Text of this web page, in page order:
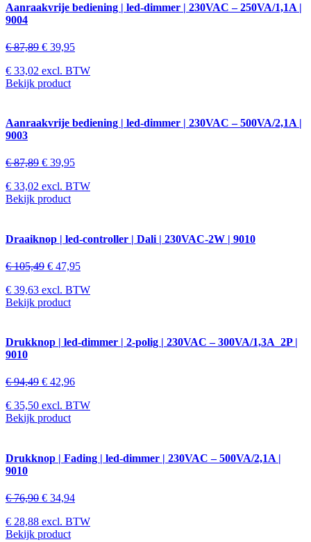
Aanraakvrije bediening | led-dimmer | 230VAC – 250VA/1,1A |
9004
€87,89 € 39,95
€ 33,02 excl. BTW
Bekijk product
Aanraakvrije bediening | led-dimmer | 230VAC – 500VA/2,1A |
9003
€87,89 € 39,95
€ 33,02 excl. BTW
Bekijk product
Draaiknop | led-controller | Dali | 230VAC-2W | 9010
€105,49 € 47,95
€ 39,63 excl. BTW
Bekijk product
Drukknop | led-dimmer | 2-polig | 230VAC – 300VA/1,3A_2P |
9010
€94,49 € 42,96
€ 35,50 excl. BTW
Bekijk product
Drukknop | Fading | led-dimmer | 230VAC – 500VA/2,1A |
9010
€76,90 € 34,94
€ 28,88 excl. BTW
Bekijk product